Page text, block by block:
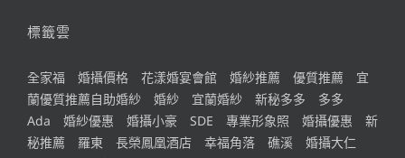
標籤雲
全家福 婚攝價格 花漾婚宴會館 婚紗推薦 優質推薦
宜
蘭優質推薦自助婚紗
婚紗 宜蘭婚紗 新秘多多
多多
Ada
婚紗優惠 婚攝小豪 SDE 專業形象照 婚攝優惠
新
秘推薦
羅東 長榮鳳凰酒店 幸福角落 礁溪
婚攝大仁